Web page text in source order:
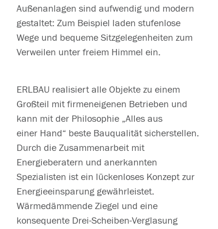
Außenanlagen sind aufwendig und modern
gestaltet: Zum Beispiel laden stufenlose
Wege und bequeme Sitzgelegenheiten zum
Verweilen unter freiem Himmel ein.
ERLBAU realisiert alle Objekte zu einem
Großteil mit firmeneigenen Betrieben und
kann mit der Philosophie „Alles aus
einer Hand“ beste Bauqualität sicherstellen.
Durch die Zusammenarbeit mit
Energieberatern und anerkannten
Spezialisten ist ein lückenloses Konzept zur
Energieeinsparung gewährleistet.
Wärmedämmende Ziegel und eine
konsequente Drei-Scheiben-Verglasung